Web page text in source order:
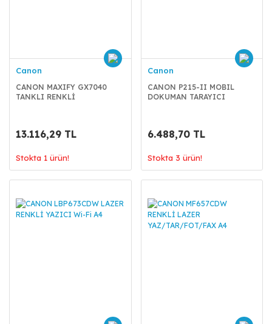
Canon
CANON MAXIFY GX7040
TANKLI RENKLİ
13.116,29 TL
Stokta 1 ürün!
Canon
CANON P215-II MOBIL
DOKUMAN TARAYICI
6.488,70 TL
Stokta 3 ürün!